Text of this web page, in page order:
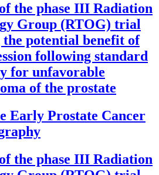
the phase III Radiation
Group (RTOG) trial
the potential benefit of
following standard
for unfavorable
of the prostate
Early Prostate Cancer
the phase III Radiation